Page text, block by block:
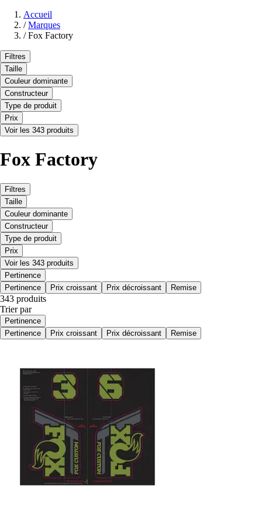
Accueil
/ Marques
/ Fox Factory
Filtres
Taille
Couleur dominante
Constructeur
Type de produit
Prix
Voir les 343 produits
Fox Factory
Filtres
Taille
Couleur dominante
Constructeur
Type de produit
Prix
Voir les 343 produits
Pertinence
Pertinence
Prix croissant Prix décroissant Remise
343 produits
Trier par
Pertinence
Pertinence
Prix croissant Prix décroissant Remise